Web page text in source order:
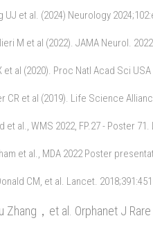
UJ et al. (2024) Neurology
M et al (2022). JAMA Neurol.
et al (2020). Proc Natl Acad Sci
CR et al (2019). Life Science
et al., WMS 2022, FP.27 - Poster 71.
et al., MDA 2022 Poster
CM, et al. Lancet.
Zhang，et al. Orphanet J